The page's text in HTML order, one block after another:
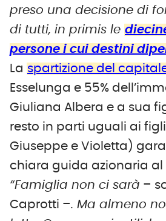
preso una decisione di
di tutti, in primis le
persone i cui destini
La spartizione del
Esselunga e 55%
Giuliana Albera e a sua
resto in parti uguali ai
Giuseppe e Violetta)
chiara guida azionaria al
“Famiglia non ci sarà –
Caprotti –. Ma almeno